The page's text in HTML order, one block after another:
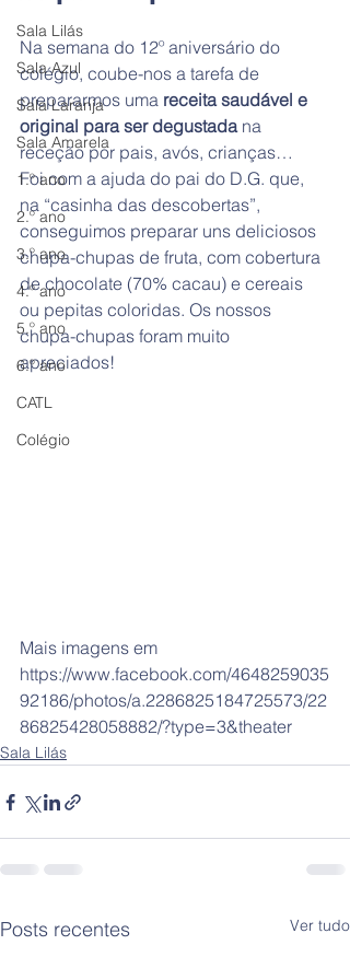
Sala Lilás
Sala Azul
Sala Laranja
Sala Amarela
1.º ano
2.º ano
3.º ano
4.º ano
5.º ano
6.º ano
CATL
Colégio
Na semana do 12º aniversário do
colégio, coube-nos a tarefa de
prepararmos uma receita saudável e
original para ser degustada na
receção por pais, avós, crianças…
Foi com a ajuda do pai do D.G. que,
na “casinha das descobertas”,
conseguimos preparar uns deliciosos
chupa-chupas de fruta, com cobertura
de chocolate (70% cacau) e cereais
ou pepitas coloridas. Os nossos
chupa-chupas foram muito
apreciados!
Mais imagens em
https://www.facebook.com/4648259035
92186/photos/a.2286825184725573/22
86825428058882/?type=3&theater
Sala Lilás
Posts recentes Ver tudo